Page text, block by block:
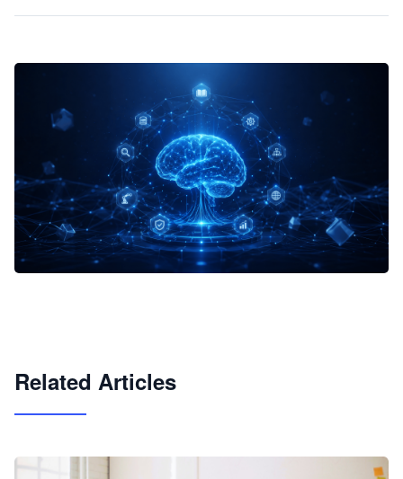
Related Articles